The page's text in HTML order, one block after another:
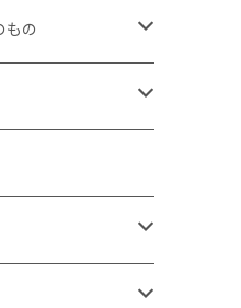
ク
ー
伝票
モス
ター
もの
テープ